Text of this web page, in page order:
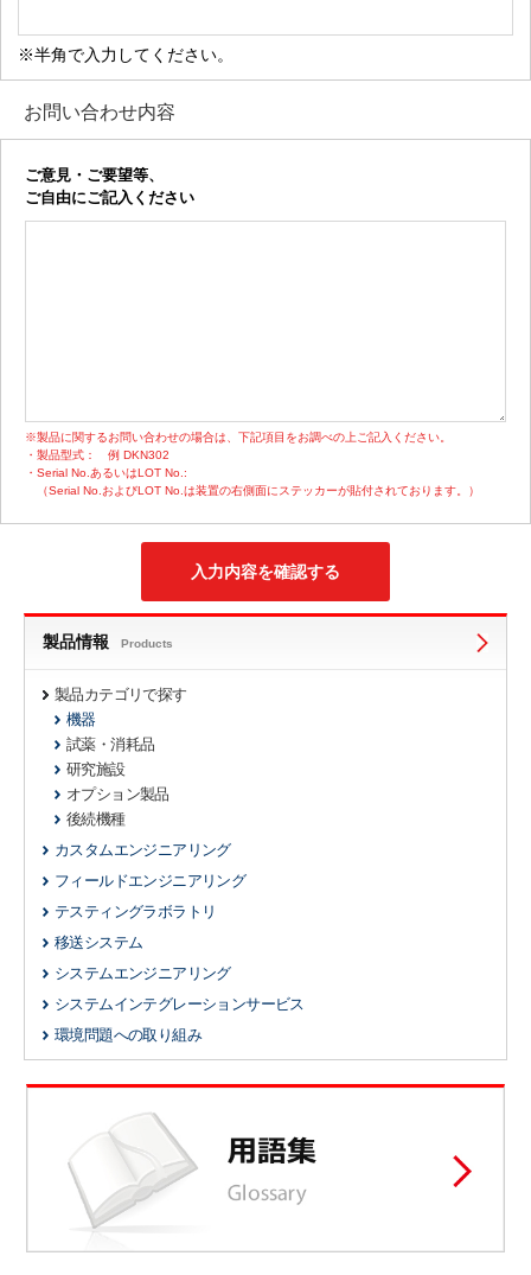
※半角で入力してください。
お問い合わせ内容
ご意見・ご要望等、
ご自由にご記入ください
※製品に関するお問い合わせの場合は、下記項目をお調べの上ご記入ください。
・製品型式：
例 DKN302
・Serial No.あるいはLOT No.:
（Serial No.およびLOT No.は装置の右側面にステッカーが貼付されております。）
製品情報 Products
製品カテゴリで探す
機器
試薬・消耗品
研究施設
オプション製品
後続機種
カスタムエンジニアリング
フィールドエンジニアリング
テスティングラボラトリ
移送システム
システムエンジニアリング
システムインテグレーションサービス
環境問題への取り組み